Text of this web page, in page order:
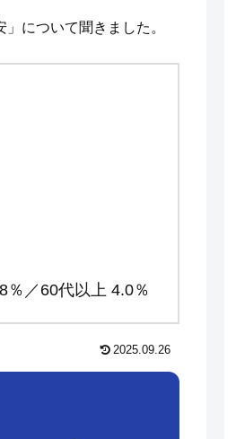
について聞きました。
％／60代以上 4.0％
2025.09.26